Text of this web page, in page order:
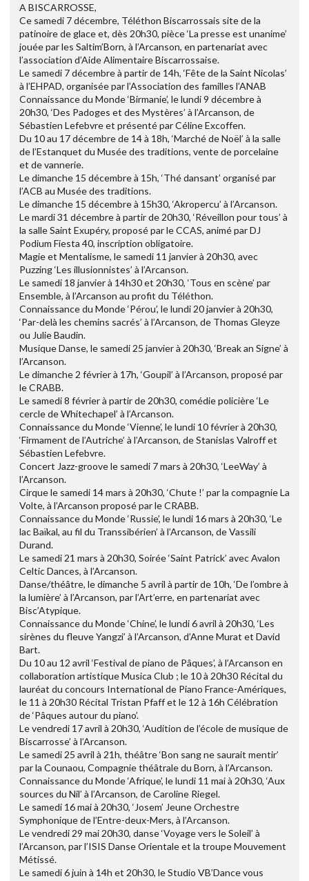
A BISCARROSSE,
Ce samedi 7 décembre, Téléthon Biscarrossais site de la
patinoire de glace et, dès 20h30, pièce ‘La presse est unanime’
jouée par les Saltim’Born, à l’Arcanson, en partenariat avec
l’association d’Aide Alimentaire Biscarrossaise.
Le samedi 7 décembre à partir de 14h, ‘Fête de la Saint Nicolas’
à l’EHPAD, organisée par l’Association des familles l’ANAB
Connaissance du Monde ‘Birmanie’, le lundi 9 décembre à
20h30, ‘Des Padoges et des Mystères’ à l’Arcanson, de
Sébastien Lefebvre et présenté par Céline Excoffen.
Du 10 au 17 décembre de 14 à 18h, ‘Marché de Noël’ à la salle
de l’Estanquet du Musée des traditions, vente de porcelaine
et de vannerie.
Le dimanche 15 décembre à 15h, ‘Thé dansant’ organisé par
l’ACB au Musée des traditions.
Le dimanche 15 décembre à 15h30, ‘Akropercu’ à l’Arcanson.
Le mardi 31 décembre à partir de 20h30, ‘Réveillon pour tous’ à
la salle Saint Exupéry, proposé par le CCAS, animé par DJ
Podium Fiesta 40, inscription obligatoire.
Magie et Mentalisme, le samedi 11 janvier à 20h30, avec
Puzzing ‘Les illusionnistes’ à l’Arcanson.
Le samedi 18 janvier à 14h30 et 20h30, ‘Tous en scène’ par
Ensemble, à l’Arcanson au profit du Téléthon.
Connaissance du Monde ‘Pérou’, le lundi 20 janvier à 20h30,
‘Par-delà les chemins sacrés’ à l’Arcanson, de Thomas Gleyze
ou Julie Baudin.
Musique Danse, le samedi 25 janvier à 20h30, ‘Break an Signe’ à
l’Arcanson.
Le dimanche 2 février à 17h, ‘Goupil’ à l’Arcanson, proposé par
le CRABB.
Le samedi 8 février à partir de 20h30, comédie policière ‘Le
cercle de Whitechapel’ à l’Arcanson.
Connaissance du Monde ‘Vienne’, le lundi 10 février à 20h30,
‘Firmament de l’Autriche’ à l’Arcanson, de Stanislas Valroff et
Sébastien Lefebvre.
Concert Jazz-groove le samedi 7 mars à 20h30, ‘LeeWay’ à
l’Arcanson.
Cirque le samedi 14 mars à 20h30, ‘Chute !’ par la compagnie La
Volte, à l’Arcanson proposé par le CRABB.
Connaissance du Monde ‘Russie’, le lundi 16 mars à 20h30, ‘Le
lac Baïkal, au fil du Transsibérien’ à l’Arcanson, de Vassili
Durand.
Le samedi 21 mars à 20h30, Soirée ‘Saint Patrick’ avec Avalon
Celtic Dances, à l’Arcanson.
Danse/théâtre, le dimanche 5 avril à partir de 10h, ‘De l’ombre à
la lumière’ à l’Arcanson, par l’Art’erre, en partenariat avec
Bisc’Atypique.
Connaissance du Monde ‘Chine’, le lundi 6 avril à 20h30, ‘Les
sirènes du fleuve Yangzi’ à l’Arcanson, d’Anne Murat et David
Bart.
Du 10 au 12 avril ‘Festival de piano de Pâques’, à l’Arcanson en
collaboration artistique Musica Club ; le 10 à 20h30 Récital du
lauréat du concours International de Piano France-Amériques,
le 11 à 20h30 Récital Tristan Pfaff et le 12 à 16h Célébration
de ‘Pâques autour du piano’.
Le vendredi 17 avril à 20h30, ‘Audition de l’école de musique de
Biscarrosse’ à l’Arcanson.
Le samedi 25 avril à 21h, théâtre ‘Bon sang ne saurait mentir’
par la Counaou, Compagnie théâtrale du Born, à l’Arcanson.
Connaissance du Monde ‘Afrique’, le lundi 11 mai à 20h30, ‘Aux
sources du Nil’ à l’Arcanson, de Caroline Riegel.
Le samedi 16 mai à 20h30, ‘Josem’ Jeune Orchestre
Symphonique de l’Entre-deux-Mers, à l’Arcanson.
Le vendredi 29 mai 20h30, danse ‘Voyage vers le Soleil’ à
l’Arcanson, par l’ISIS Danse Orientale et la troupe Mouvement
Métissé.
Le samedi 6 juin à 14h et 20h30, le Studio VB’Dance vous